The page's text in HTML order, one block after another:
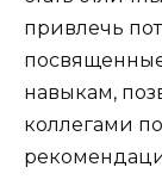
привлечь
навыкам,
коллегами